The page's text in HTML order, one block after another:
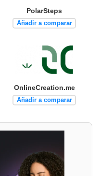
PolarSteps
Añadir a comparar
OnlineCreation.me
Añadir a comparar